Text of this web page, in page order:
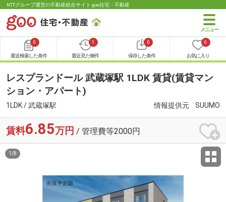
NTTグループ運営の不動産総合サイト goo住宅・不動産
0
最近検索した条件
1
最近見た物件
0
保存した条件
0
お気に入り
レスプランドール 武蔵塚駅 1LDK 賃貸(賃貸マン
ション・アパート)
1LDK / 武蔵塚駅 情報提供元 SUUMO
賃料6.85万円 / 管理費等2000円
1 /8